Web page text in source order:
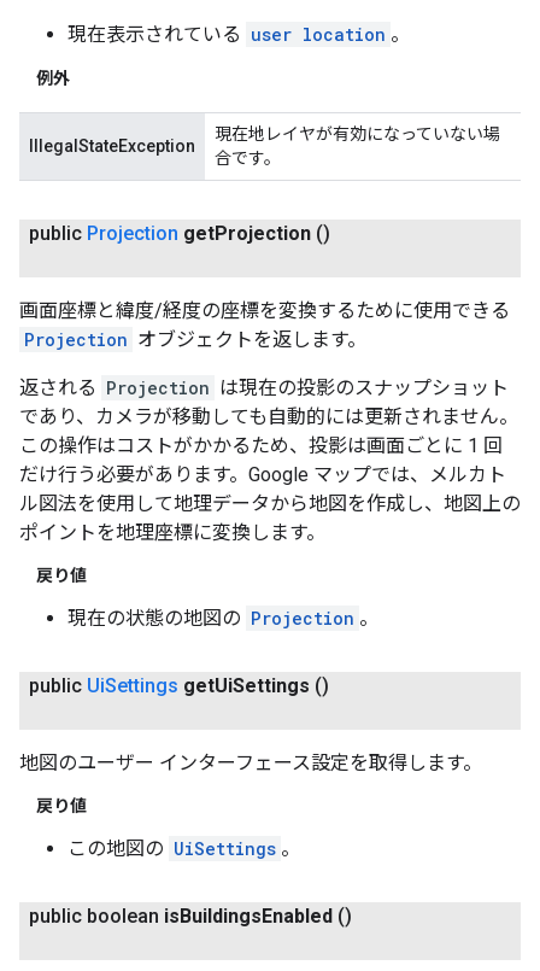
現在表示されている user location 。
例外
IllegalStateException
現在地レイヤが有効になっていない場
合です。
public Projection getProjection ()
画面座標と緯度/経度の座標を変換するために使用できる
Projection オブジェクトを返します。
返される Projection は現在の投影のスナップショット
であり、カメラが移動しても自動的には更新されません。
この操作はコストがかかるため、投影は画面ごとに 1 回
だけ行う必要があります。Google マップでは、メルカト
ル図法を使用して地理データから地図を作成し、地図上の
ポイントを地理座標に変換します。
戻り値
現在の状態の地図の Projection 。
public UiSettings getUiSettings ()
地図のユーザー インターフェース設定を取得します。
戻り値
この地図の UiSettings 。
public boolean isBuildingsEnabled ()